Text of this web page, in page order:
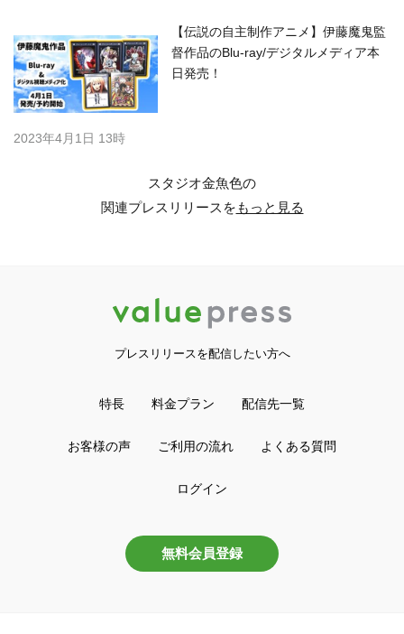
【伝説の自主制作アニメ】伊藤魔鬼監
督作品のBlu-ray/デジタルメディア本
日発売！
2023年4月1日 13時
スタジオ金魚色の
関連プレスリリースをもっと見る
プレスリリースを配信したい方へ
特長 料金プラン 配信先一覧
お客様の声 ご利用の流れ よくある質問
ログイン
無料会員登録